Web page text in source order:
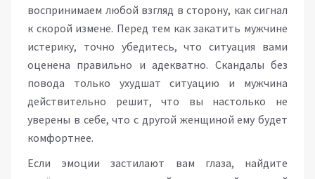
воспринимаем любой взгляд в сторону, как сигнал
к скорой измене. Перед тем как закатить мужчине
истерику, точно убедитесь, что ситуация вами
оценена правильно и адекватно. Скандалы без
повода только ухудшат ситуацию и мужчина
действительно решит, что вы настолько не
уверены в себе, что с другой женщиной ему будет
комфортнее.
Если эмоции застилают вам глаза, найдите